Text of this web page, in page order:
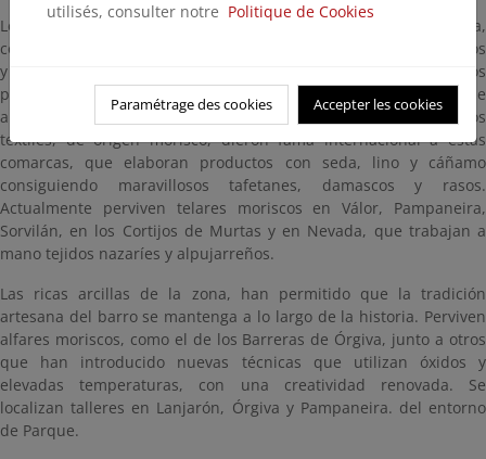
Los talleres de esparto de Albodoluy, Ferreira, Juviles y Fiñana,
continúan elaborando los artesanales cestos, cenachos, capachos
y alpargatas; y aún hoy día, es frecuente encontrar en algunos
pueblos de la Alpujarra, a un abuelo que sentado en una silla de
anea en la puerta de su casa, trenza el esparto. Los trabajos
textiles, de origen morisco, dieron fama internacional a estas
comarcas, que elaboran productos con seda, lino y cáñamo
consiguiendo maravillosos tafetanes, damascos y rasos.
Actualmente perviven telares moriscos en Válor, Pampaneira,
Sorvilán, en los Cortijos de Murtas y en Nevada, que trabajan a
mano tejidos nazaríes y alpujarreños.
Las ricas arcillas de la zona, han permitido que la tradición
artesana del barro se mantenga a lo largo de la historia. Perviven
alfares moriscos, como el de los Barreras de Órgiva, junto a otros
que han introducido nuevas técnicas que utilizan óxidos y
elevadas temperaturas, con una creatividad renovada. Se
localizan talleres en Lanjarón, Órgiva y Pampaneira. del entorno
de Parque.
utilisés, consulter notre Politique de Cookies
Paramétrage des cookies Accepter les cookies